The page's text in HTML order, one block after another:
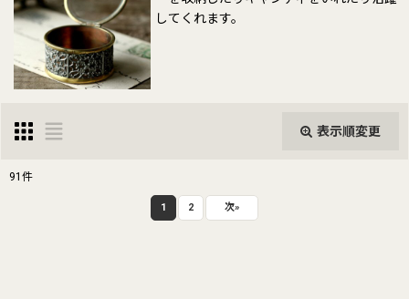
してくれます。
表示順変更
91 件
1 2 次»